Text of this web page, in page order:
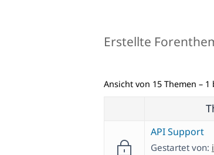
Erstellte
Ansicht von 15 Themen –
API Support
Gestartet von: